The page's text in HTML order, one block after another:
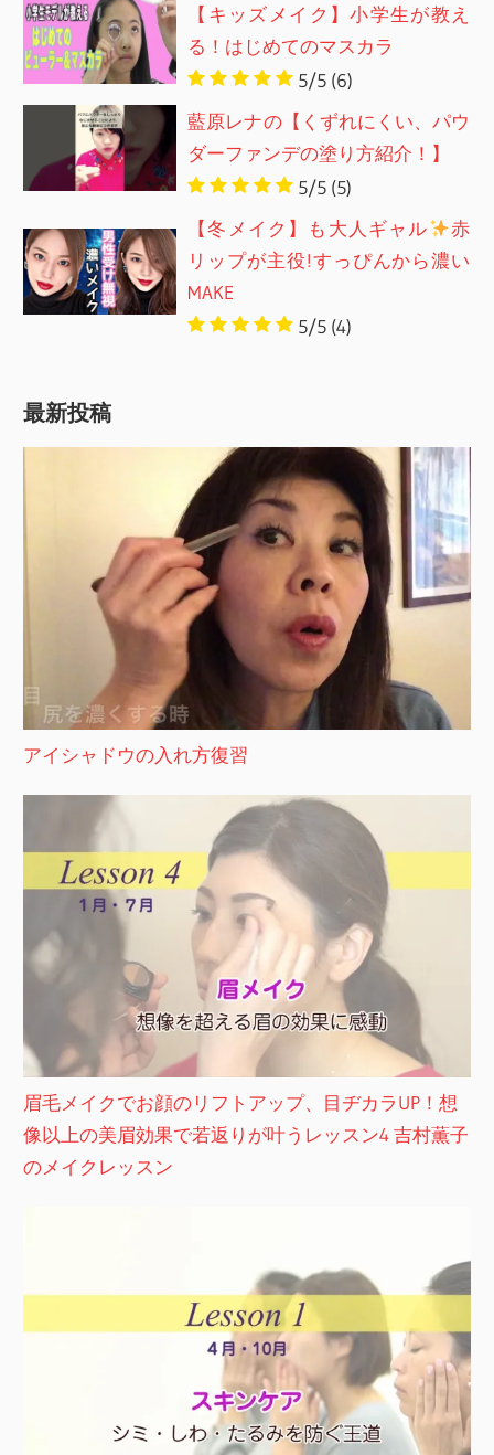
【キッズメイク】小学生が教え
る！はじめてのマスカラ
5/5 (6)
藍原レナの【くずれにくい、パウ
ダーファンデの塗り方紹介！】
5/5 (5)
【冬メイク】も大人ギャル
赤
リップが主役!すっぴんから濃い
MAKE
5/5 (4)
最新投稿
アイシャドウの入れ方復習
眉毛メイクでお顔のリフトアップ、目ヂカラUP！想
像以上の美眉効果で若返りが叶うレッスン4 吉村薫子
のメイクレッスン